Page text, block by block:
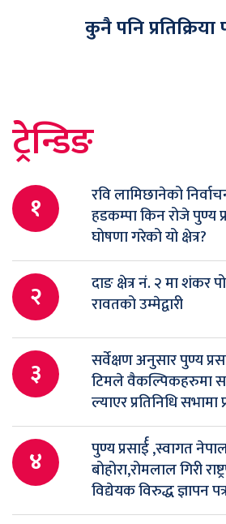
कुनै पनि
ट्रेन्डिङ
१
रवि लामिछानेको
हडकम्पा किन रोजे पुण्य
घोषणा गरेको यो क्षेत्र?
२
दाङ क्षेत्र नं. २ मा शंकर
रावतको उम्मेद्वारी
३
सर्वेक्षण अनुसार पुण्य
टिमले वैकल्पिकहरुमा
ल्याएर प्रतिनिधि सभामा
४
पुण्य प्रसार्ई ,स्वागत
बोहोरा,रोमलाल गिरी
विद्येयक विरुद्ध ज्ञापन